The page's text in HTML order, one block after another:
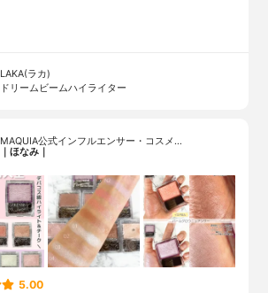
LAKA(ラカ)
ドリームビームハイライター
MAQUIA公式インフルエンサー・コスメ…
｜ほなみ｜
5.00